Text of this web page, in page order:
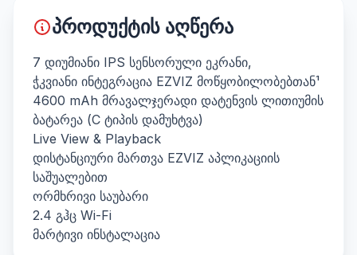
პროდუქტის აღწერა
7 დიუმიანი IPS სენსორული ეკრანი,
ჭკვიანი ინტეგრაცია EZVIZ მოწყობილობებთან¹
4600 mAh მრავალჯერადი დატენვის ლითიუმის
ბატარეა (C ტიპის დამუხტვა)
Live View & Playback
დისტანციური მართვა EZVIZ აპლიკაციის
საშუალებით
ორმხრივი საუბარი
2.4 გჰც Wi-Fi
მარტივი ინსტალაცია